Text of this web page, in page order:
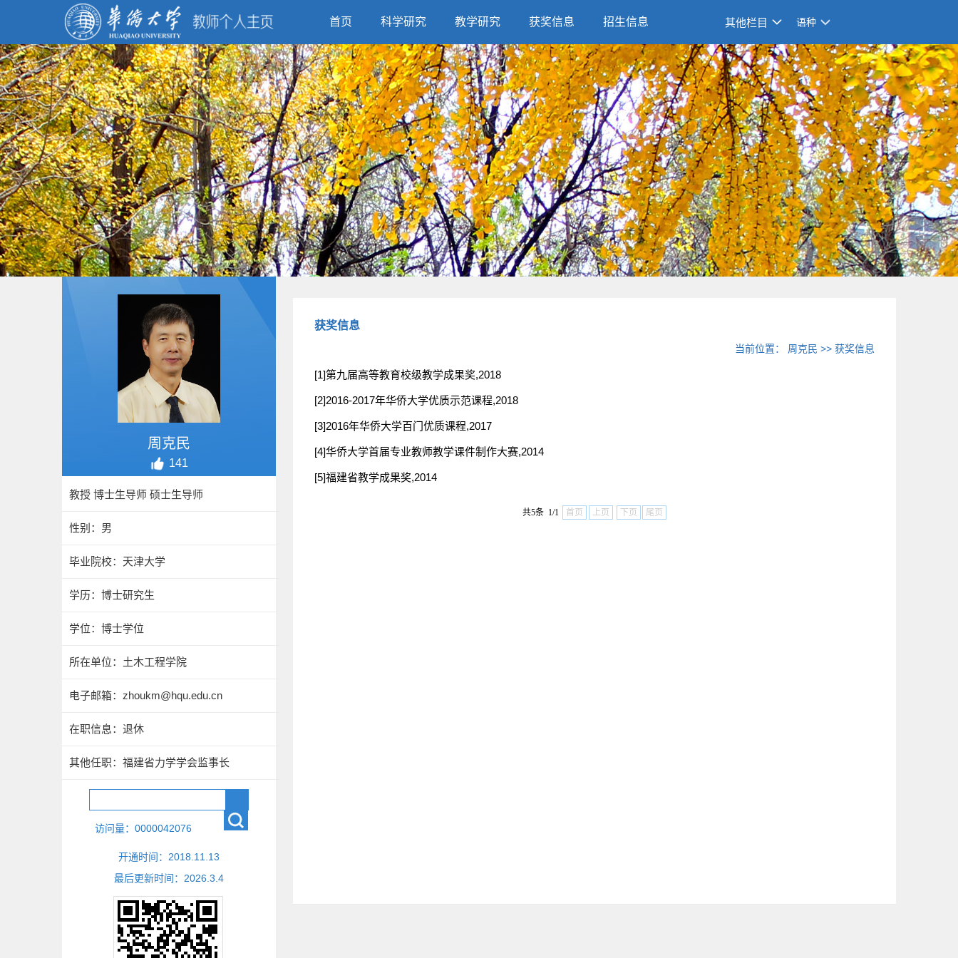
首页 科学研究 教学研究 获奖信息 招生信息 其他栏目 语种
周克民
141
教授 博士生导师 硕士生导师
性别：男
毕业院校：天津大学
学历：博士研究生
学位：博士学位
所在单位：土木工程学院
电子邮箱： zhoukm@hqu.edu.cn
在职信息：退休
其他任职：福建省力学学会监事长
访问量： 0000042076
开通时间： 2018 11 13
最后更新时间： 2026 3 4
获奖信息
当前位置： 周克民 >>获奖信息
[1]第九届高等教育校级教学成果奖,2018
[2]2016-2017年华侨大学优质示范课程,2018
[3]2016年华侨大学百门优质课程,2017
[4]华侨大学首届专业教师教学课件制作大赛,2014
[5]福建省教学成果奖,2014
共5条 1/1 首页 上页 下页 尾页